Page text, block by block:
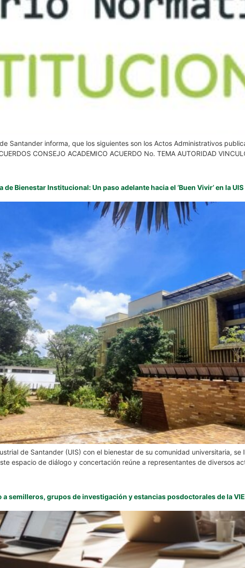
Santander informa, que los siguientes son los Actos Administrativos
CONSEJO ACADEMICO ACUERDO No. TEMA AUTORIDAD
Bienestar Institucional: Un paso adelante hacia el ‘Buen Vivir’ en la UIS
de Santander (UIS) con el bienestar de su comunidad universitaria,
espacio de diálogo y concertación reúne a representantes de diversos
semilleros, grupos de investigación y estancias posdoctorales de la VIE